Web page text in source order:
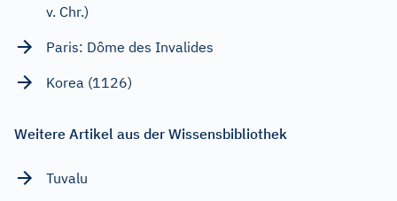
v. Chr.)
Paris: Dôme des Invalides
Korea (1126)
Weitere Artikel aus der Wissensbibliothek
Tuvalu